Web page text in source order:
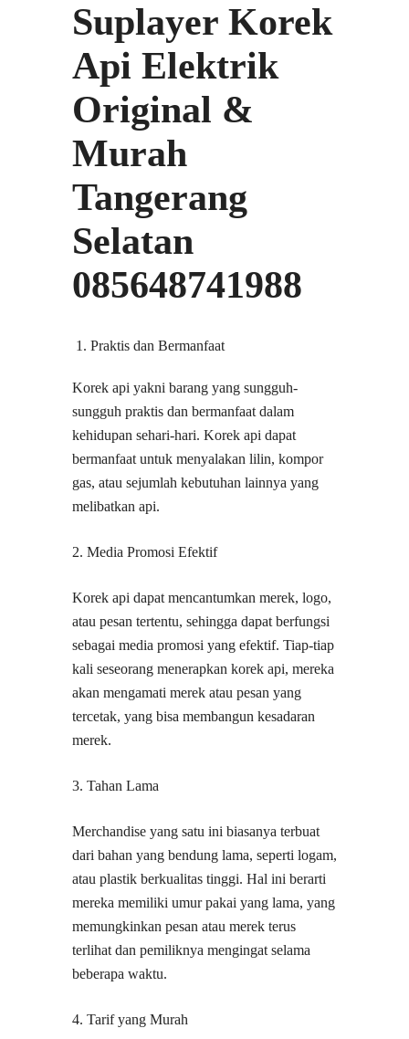
Suplayer Korek
Api Elektrik
Original &
Murah
Tangerang
Selatan
085648741988
Praktis dan Bermanfaat
Korek api yakni barang yang sungguh-
sungguh praktis dan bermanfaat dalam
kehidupan sehari-hari. Korek api dapat
bermanfaat untuk menyalakan lilin, kompor
gas, atau sejumlah kebutuhan lainnya yang
melibatkan api.
2. Media Promosi Efektif
Korek api dapat mencantumkan merek, logo,
atau pesan tertentu, sehingga dapat berfungsi
sebagai media promosi yang efektif. Tiap-tiap
kali seseorang menerapkan korek api, mereka
akan mengamati merek atau pesan yang
tercetak, yang bisa membangun kesadaran
merek.
3. Tahan Lama
Merchandise yang satu ini biasanya terbuat
dari bahan yang bendung lama, seperti logam,
atau plastik berkualitas tinggi. Hal ini berarti
mereka memiliki umur pakai yang lama, yang
memungkinkan pesan atau merek terus
terlihat dan pemiliknya mengingat selama
beberapa waktu.
4. Tarif yang Murah